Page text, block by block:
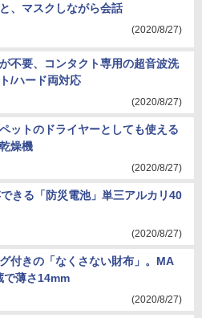
、マスクしながら会話
(2020/8/27)
不要、コンタクト専用の超音波洗
/ハード両対応
(2020/8/27)
ットのドライヤーとしても使える
燥機
(2020/8/27)
きる「防災電池」単三アルカリ40
(2020/8/27)
付きの「なくさない財布」。MA
で薄さ14mm
(2020/8/27)